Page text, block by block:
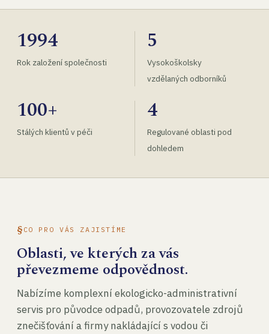
1994
Rok založení společnosti
5
Vysokoškolsky
vzdělaných odborníků
100+
Stálých klientů v péči
4
Regulované oblasti pod
dohledem
CO PRO VÁS ZAJISTÍME
Oblasti, ve kterých za vás
převezmeme odpovědnost.
Nabízíme komplexní ekologicko-administrativní
servis pro původce odpadů, provozovatele zdrojů
znečišťování a firmy nakládající s vodou či